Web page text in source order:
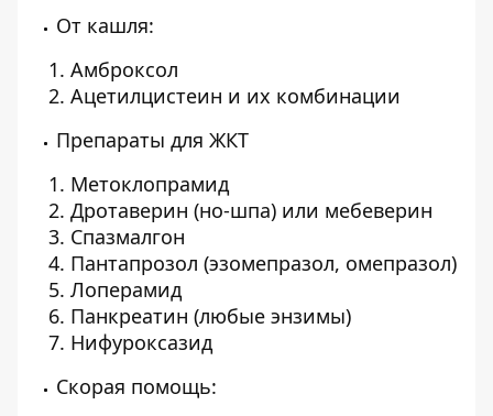
От кашля:
Амброксол
Ацетилцистеин и их комбинации
Препараты для ЖКТ
Метоклопрамид
Дротаверин (но-шпа) или мебеверин
Спазмалгон
Пантапрозол (эзомепразол, омепразол)
Лоперамид
Панкреатин (любые энзимы)
Нифуроксазид
Скорая помощь: